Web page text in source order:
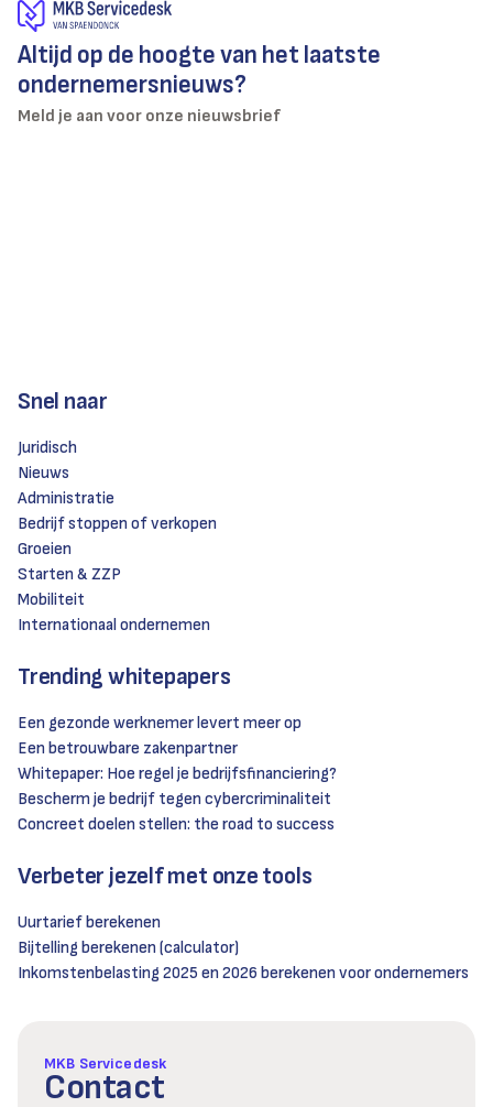
Altijd op de hoogte van het laatste
ondernemersnieuws?
Meld je aan voor onze nieuwsbrief
Snel naar
Juridisch
Nieuws
Administratie
Bedrijf stoppen of verkopen
Groeien
Starten & ZZP
Mobiliteit
Internationaal ondernemen
Trending whitepapers
Een gezonde werknemer levert meer op
Een betrouwbare zakenpartner
Whitepaper: Hoe regel je bedrijfsfinanciering?
Bescherm je bedrijf tegen cybercriminaliteit
Concreet doelen stellen: the road to success
Verbeter jezelf met onze tools
Uurtarief berekenen
Bijtelling berekenen (calculator)
Inkomstenbelasting 2025 en 2026 berekenen voor ondernemers
MKB Servicedesk
Contact